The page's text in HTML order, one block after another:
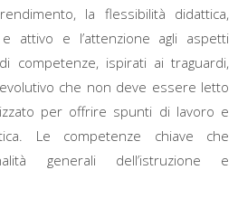
la flessibilità didattica,
e attivo e l’attenzione agli aspetti
competenze, ispirati ai traguardi,
che non deve essere letto
per offrire spunti di lavoro e
Le competenze chiave che
generali dell’istruzione e